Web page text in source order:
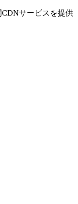
サービスを提供